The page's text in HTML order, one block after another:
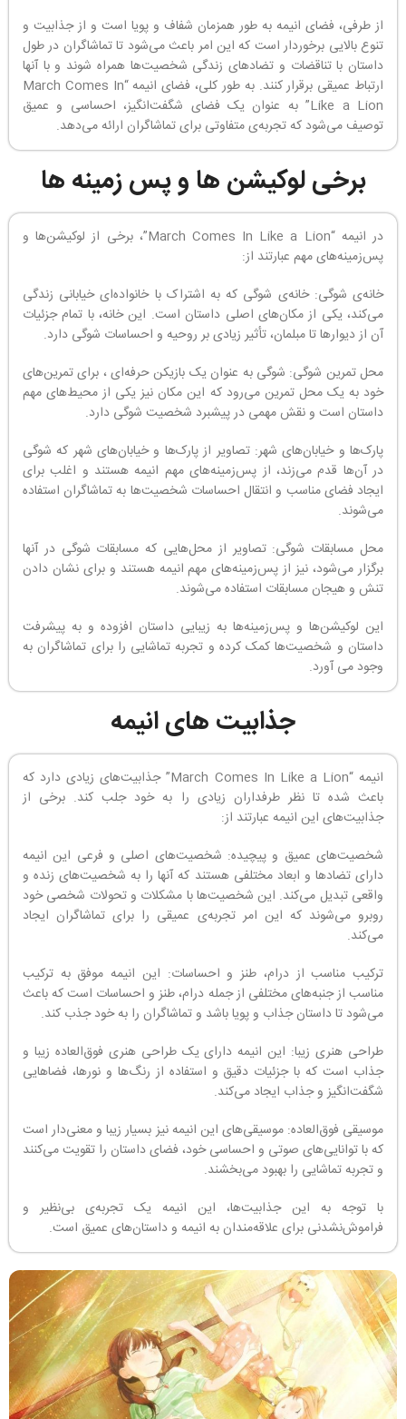
از طرفی، فضای انیمه به طور همزمان شفاف و پویا است و از جذابیت و
تنوع بالایی برخوردار است که این امر باعث می‌شود تا تماشاگران در طول
داستان با تناقضات و تضادهای زندگی شخصیت‌ها همراه شوند و با آنها
ارتباط عمیقی برقرار کنند. به طور کلی، فضای انیمه “March Comes In
Like a Lion” به عنوان یک فضای شگفت‌انگیز، احساسی و عمیق
توصیف می‌شود که تجربه‌ی متفاوتی برای تماشاگران ارائه می‌دهد.
برخی لوکیشن ها و پس زمینه ها
در انیمه “March Comes In Like a Lion”، برخی از لوکیشن‌ها و
پس‌زمینه‌های مهم عبارتند از:
خانه‌ی شوگی: خانه‌ی شوگی که به اشتراک با خانواده‌ای خیابانی زندگی
می‌کند، یکی از مکان‌های اصلی داستان است. این خانه، با تمام جزئیات
آن از دیوارها تا مبلمان، تأثیر زیادی بر روحیه و احساسات شوگی دارد.
محل تمرین شوگی: شوگی به عنوان یک بازیکن حرفه‌ای ، برای تمرین‌های
خود به یک محل تمرین می‌رود که این مکان نیز یکی از محیط‌های مهم
داستان است و نقش مهمی در پیشبرد شخصیت شوگی دارد.
پارک‌ها و خیابان‌های شهر: تصاویر از پارک‌ها و خیابان‌های شهر که شوگی
در آن‌ها قدم می‌زند، از پس‌زمینه‌های مهم انیمه هستند و اغلب برای
ایجاد فضای مناسب و انتقال احساسات شخصیت‌ها به تماشاگران استفاده
می‌شوند.
محل مسابقات شوگی: تصاویر از محل‌هایی که مسابقات شوگی در آنها
برگزار می‌شود، نیز از پس‌زمینه‌های مهم انیمه هستند و برای نشان دادن
تنش و هیجان مسابقات استفاده می‌شوند.
این لوکیشن‌ها و پس‌زمینه‌ها به زیبایی داستان افزوده و به پیشرفت
داستان و شخصیت‌ها کمک کرده و تجربه تماشایی را برای تماشاگران به
وجود می آورد.
جذابیت های انیمه
انیمه “March Comes In Like a Lion” جذابیت‌های زیادی دارد که
باعث شده تا نظر طرفداران زیادی را به خود جلب کند. برخی از
جذابیت‌های این انیمه عبارتند از:
شخصیت‌های عمیق و پیچیده: شخصیت‌های اصلی و فرعی این انیمه
دارای تضادها و ابعاد مختلفی هستند که آنها را به شخصیت‌های زنده و
واقعی تبدیل می‌کند. این شخصیت‌ها با مشکلات و تحولات شخصی خود
روبرو می‌شوند که این امر تجربه‌ی عمیقی را برای تماشاگران ایجاد
می‌کند.
ترکیب مناسب از درام، طنز و احساسات: این انیمه موفق به ترکیب
مناسب از جنبه‌های مختلفی از جمله درام، طنز و احساسات است که باعث
می‌شود تا داستان جذاب و پویا باشد و تماشاگران را به خود جذب کند.
طراحی هنری زیبا: این انیمه دارای یک طراحی هنری فوق‌العاده زیبا و
جذاب است که با جزئیات دقیق و استفاده از رنگ‌ها و نورها، فضاهایی
شگفت‌انگیز و جذاب ایجاد می‌کند.
موسیقی فوق‌العاده: موسیقی‌های این انیمه نیز بسیار زیبا و معنی‌دار است
که با توانایی‌های صوتی و احساسی خود، فضای داستان را تقویت می‌کنند
و تجربه تماشایی را بهبود می‌بخشند.
با توجه به این جذابیت‌ها، این انیمه یک تجربه‌ی بی‌نظیر و
فراموش‌نشدنی برای علاقه‌مندان به انیمه و داستان‌های عمیق است.